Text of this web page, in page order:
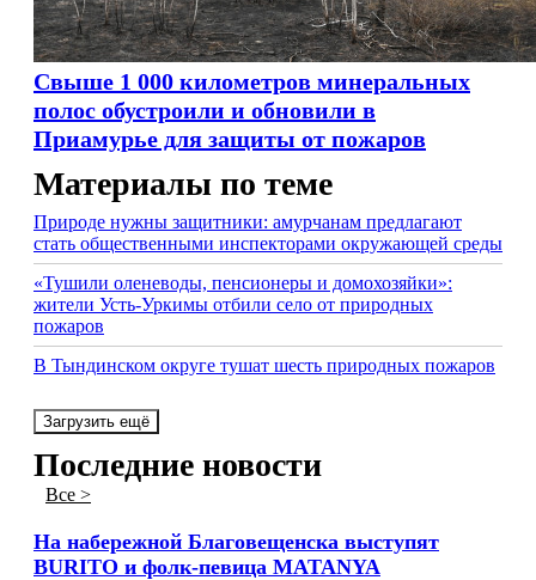
Свыше 1 000 километров минеральных
полос обустроили и обновили в
Приамурье для защиты от пожаров
Материалы по теме
Природе нужны защитники: амурчанам предлагают
стать общественными инспекторами окружающей среды
«Тушили оленеводы, пенсионеры и домохозяйки»:
жители Усть-Уркимы отбили село от природных
пожаров
В Тындинском округе тушат шесть природных пожаров
Загрузить ещё
Последние новости
Все >
На набережной Благовещенска выступят
BURITO и фолк-певица MATANYA